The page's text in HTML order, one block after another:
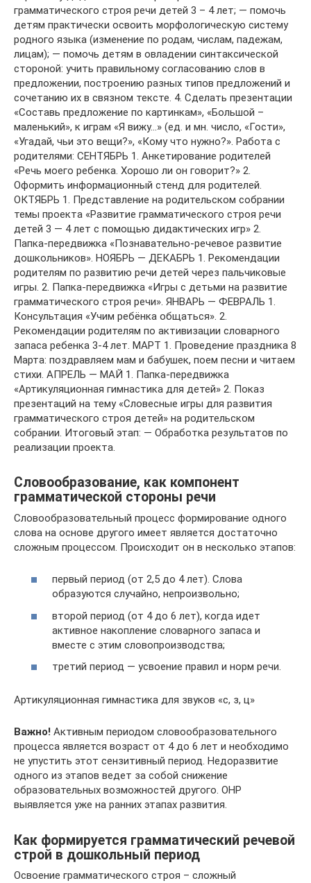
Словообразование, как компонент
грамматической стороны речи
Словообразовательный процесс формирование одного
слова на основе другого имеет является достаточно
сложным процессом. Происходит он в несколько этапов:
первый период (от 2,5 до 4 лет). Слова
образуются случайно, непроизвольно;
второй период (от 4 до 6 лет), когда идет
активное накопление словарного запаса и
вместе с этим словопроизводства;
третий период — усвоение правил и норм речи.
Артикуляционная гимнастика для звуков «с, з, ц»
Важно! Активным периодом словообразовательного
процесса является возраст от 4 до 6 лет и необходимо
не упустить этот сензитивный период. Недоразвитие
одного из этапов ведет за собой снижение
образовательных возможностей другого. ОНР
выявляется уже на ранних этапах развития.
Как формируется грамматический речевой
строй в дошкольный период
Освоение грамматического строя – сложный